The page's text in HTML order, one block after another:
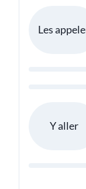
Les
Y aller